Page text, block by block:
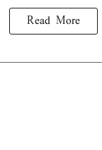
Read More